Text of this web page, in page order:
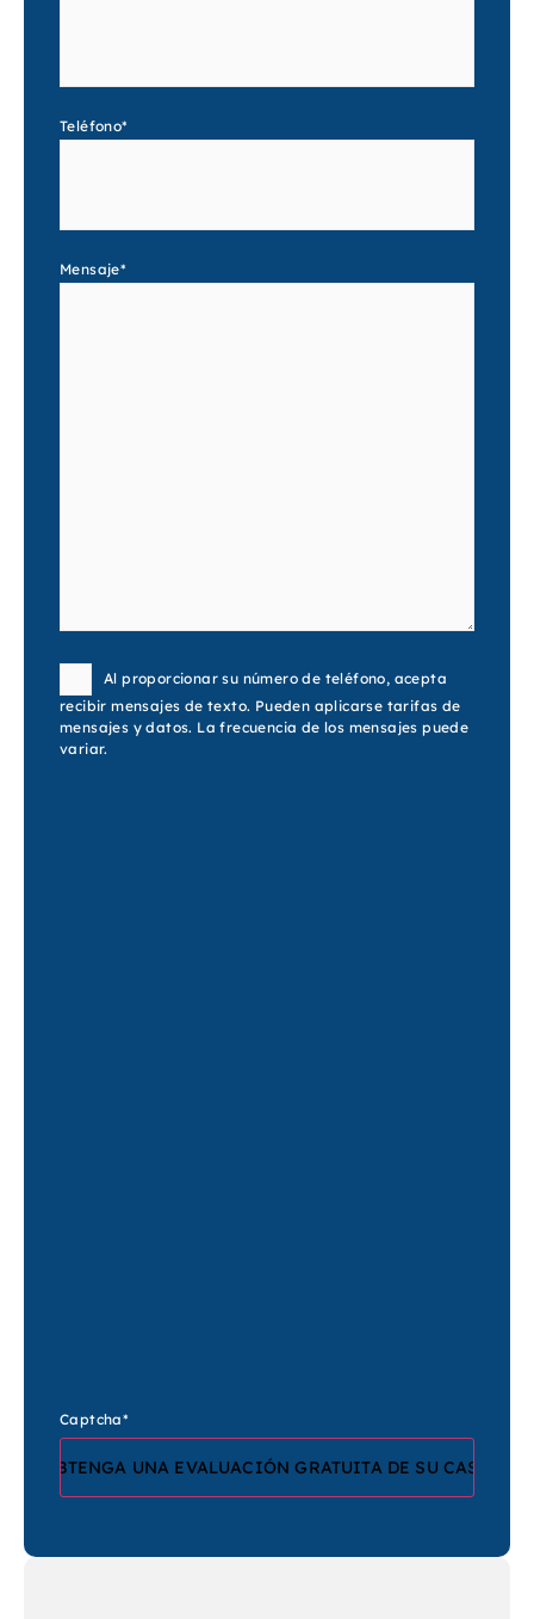
Teléfono*
Mensaje*
ConsentAl proporcionar su número de teléfono, acepta
recibir mensajes de texto. Pueden aplicarse tarifas de
mensajes y datos. La frecuencia de los mensajes puede
variar.
Captcha*